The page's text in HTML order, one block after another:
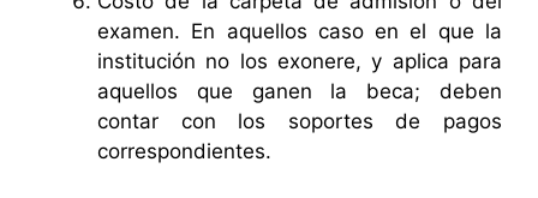
examen. En aquellos caso en el que la
institución no los exonere, y aplica para
aquellos que ganen la beca; deben
contar con los soportes de pagos
correspondientes.